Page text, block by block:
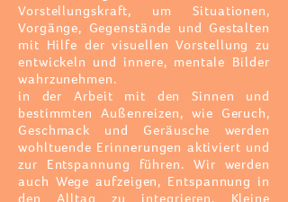
Vorstellungskraft, um Situationen,
Vorgänge, Gegenstände und Gestalten
mit Hilfe der visuellen Vorstellung zu
entwickeln und innere, mentale Bilder
wahrzunehmen.
in der Arbeit mit den Sinnen und
bestimmten Außenreizen, wie Geruch,
Geschmack und Geräusche werden
wohltuende Erinnerungen aktiviert und
zur Entspannung führen. Wir werden
auch Wege aufzeigen, Entspannung in
den Alltag zu integrieren. Kleine